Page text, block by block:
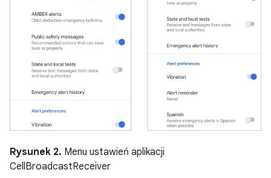
Rysunek 2. Menu ustawień aplikacji
CellBroadcastReceiver